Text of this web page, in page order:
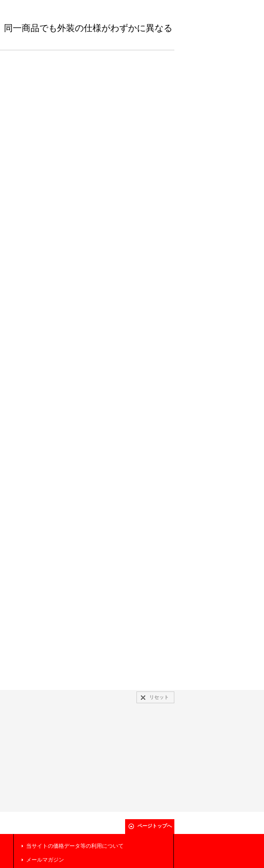
一商品でも外装の仕様がわずかに異なる
リセット
ページトップへ
当サイトの価格データ等の利用について
メールマガジン